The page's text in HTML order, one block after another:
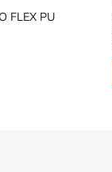
FLEX PU